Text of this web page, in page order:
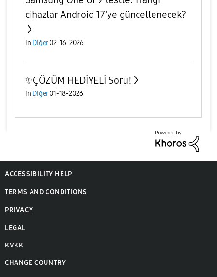
cihazlar Android 17'ye güncellenecek?
in Diğer 02-16-2026
✨️ÇÖZÜM HEDİYELİ Soru!
in Diğer 01-18-2026
ACCESSIBILITY HELP
TERMS AND CONDITIONS
PRIVACY
LEGAL
KVKK
CHANGE COUNTRY